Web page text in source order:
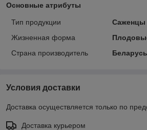
Основные атрибуты
Тип продукции
Саженцы
Жизненная форма
Страна производитель
Беларусь
Условия доставки
Доставка осуществляется только по
Доставка курьером